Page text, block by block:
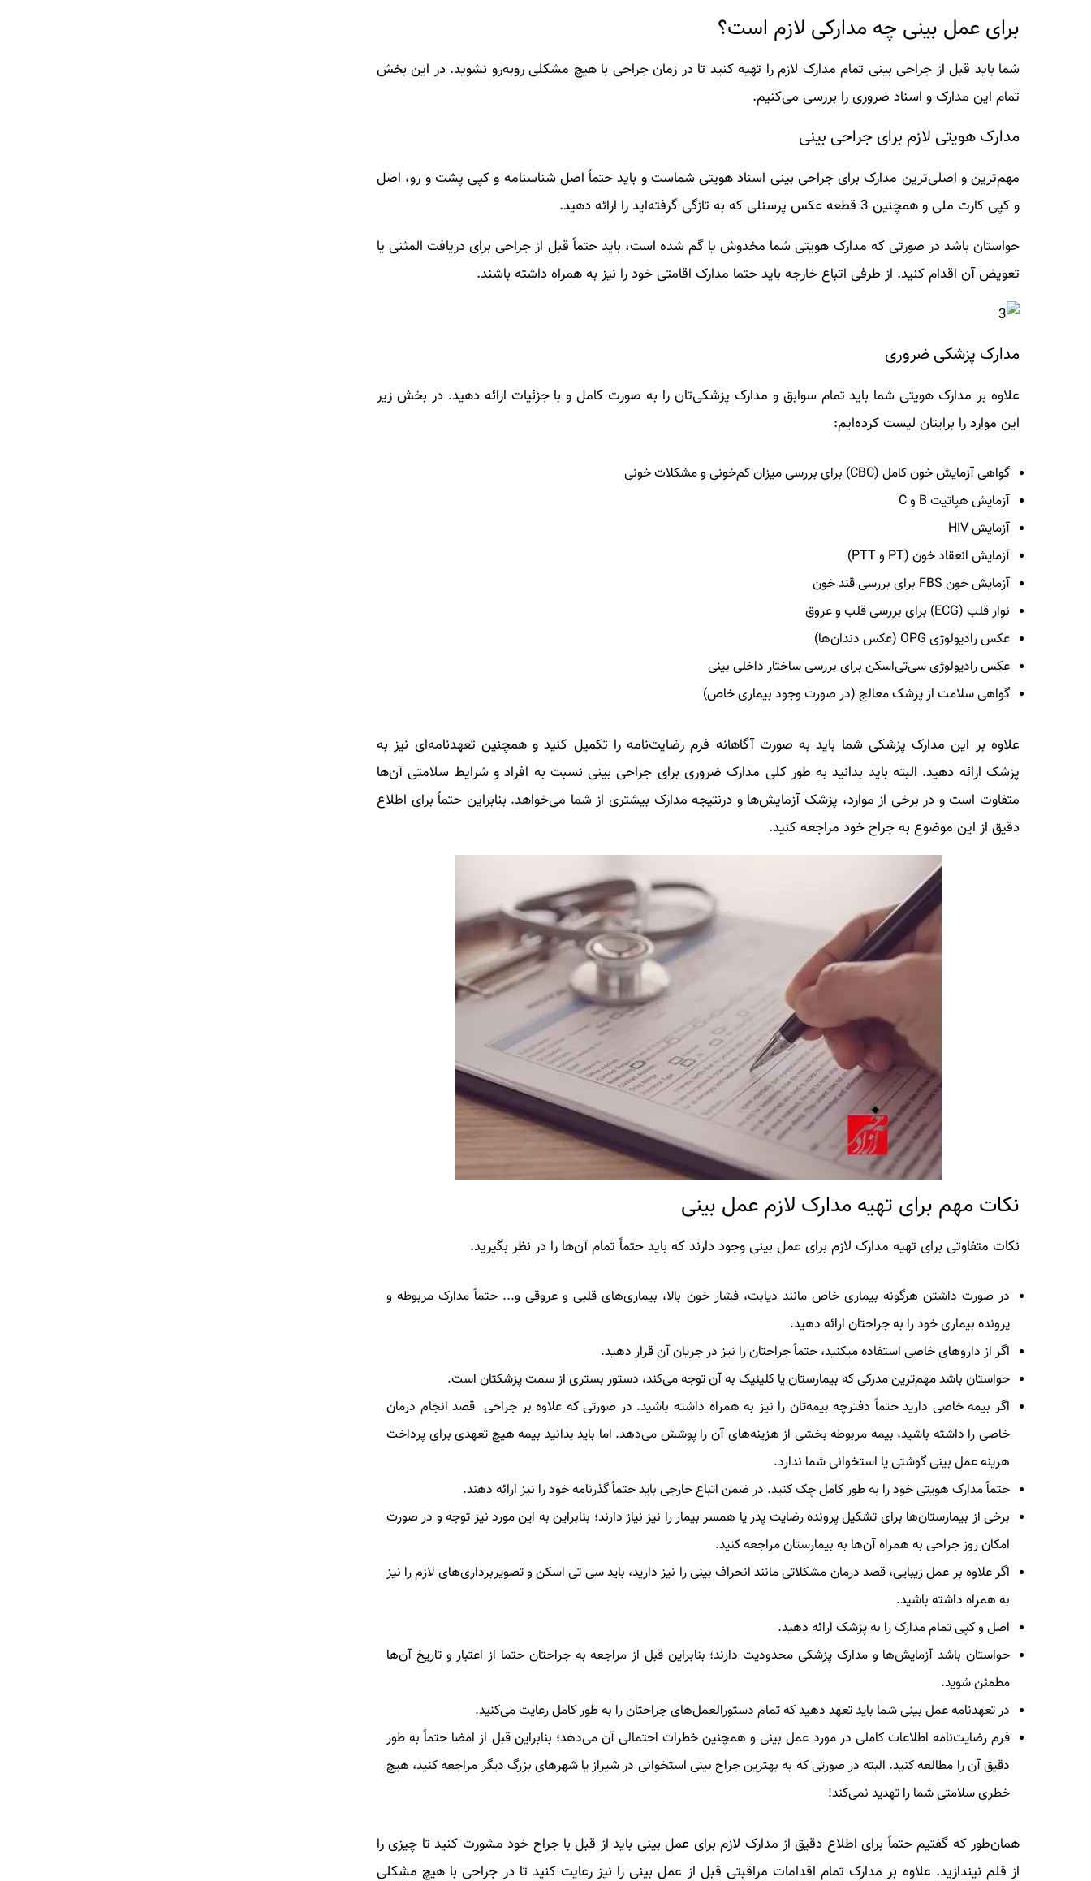
برای عمل بینی چه مدارکی لازم است؟
شما باید قبل از جراحی بینی تمام مدارک لازم را تهیه کنید تا در زمان جراحی با هیچ مشکلی روبه‌رو نشوید. در این بخش
تمام این مدارک و اسناد ضروری را بررسی می‌کنیم.
مدارک هویتی لازم برای جراحی بینی
مهم‌ترین و اصلی‌ترین مدارک برای جراحی بینی اسناد هویتی شماست و باید حتماً اصل شناسنامه و کپی پشت و رو، اصل
و کپی کارت ملی و همچنین 3 قطعه عکس پرسنلی که به تازگی گرفته‌اید را ارائه دهید.
حواستان باشد در صورتی که مدارک هویتی شما مخدوش یا گم شده است، باید حتماً قبل از جراحی برای دریافت المثنی یا
تعویض آن اقدام کنید. از طرفی اتباع خارجه باید حتما مدارک اقامتی خود را نیز به همراه داشته باشند.
مدارک پزشکی ضروری
علاوه بر مدارک هویتی شما باید تمام سوابق و مدارک پزشکی‌تان را به صورت کامل و با جزئیات ارائه دهید. در بخش زیر
این موارد را برایتان لیست کرده‌ایم:
گواهی آزمایش خون کامل (CBC) برای بررسی میزان کم‌خونی و مشکلات خونی
آزمایش هپاتیت B و C
آزمایش HIV
آزمایش انعقاد خون (PT و PTT)
آزمایش خون FBS برای بررسی قند خون
نوار قلب (ECG) برای بررسی قلب و عروق
عکس رادیولوژی OPG (عکس دندان‌ها)
عکس رادیولوژی سی‌تی‌اسکن برای بررسی ساختار داخلی بینی
گواهی سلامت از پزشک معالج (در صورت وجود بیماری خاص)
علاوه بر این مدارک پزشکی شما باید به صورت آگاهانه فرم رضایت‌نامه را تکمیل کنید و همچنین تعهدنامه‌ای نیز به
پزشک ارائه دهید. البته باید بدانید به طور کلی مدارک ضروری برای جراحی بینی نسبت به افراد و شرایط سلامتی آن‌ها
متفاوت است و در برخی از موارد، پزشک آزمایش‌ها و درنتیجه مدارک بیشتری از شما می‌خواهد. بنابراین حتماً برای اطلاع
دقیق از این موضوع به جراح خود مراجعه کنید.
نکات مهم برای تهیه مدارک لازم عمل بینی
نکات متفاوتی برای تهیه مدارک لازم برای عمل بینی وجود دارند که باید حتماً تمام آن‌ها را در نظر بگیرید.
در صورت داشتن هرگونه بیماری خاص مانند دیابت، فشار خون بالا، بیماری‌های قلبی و عروقی و... حتماً مدارک مربوطه و
پرونده بیماری خود را به جراحتان ارائه دهید.
اگر از داروهای خاصی استفاده می‎کنید، حتماً جراحتان را نیز در جریان آن قرار دهید.
حواستان باشد مهم‌ترین مدرکی که بیمارستان یا کلینیک به آن توجه می‌کند، دستور بستری از سمت پزشکتان است.
اگر بیمه خاصی دارید حتماً دفترچه بیمه‌تان را نیز به همراه داشته باشید. در صورتی که علاوه بر جراحی قصد انجام درمان
خاصی را داشته باشید، بیمه مربوطه بخشی از هزینه‌های آن را پوشش می‌دهد. اما باید بدانید بیمه هیچ تعهدی برای پرداخت
هزینه عمل بینی گوشتییا استخوانی شما ندارد.
حتماً مدارک هویتی خود را به طور کامل چک کنید. در ضمن اتباع خارجی باید حتماً گذرنامه خود را نیز ارائه دهند.
برخی از بیمارستان‌ها برای تشکیل پرونده رضایت پدر یا همسر بیمار را نیز نیاز دارند؛ بنابراین به این مورد نیز توجه و در صورت
امکان روز جراحی به همراه آن‌ها به بیمارستان مراجعه کنید.
اگر علاوه بر عمل زیبایی، قصد درمان مشکلاتی مانند انحراف بینی را نیز دارید، باید سی تی اسکن و تصویربرداری‌های لازم را نیز
به همراه داشته باشید.
اصل و کپی تمام مدارک را به پزشک ارائه دهید.
حواستان باشد آزمایش‌ها و مدارک پزشکی محدودیت دارند؛ بنابراین قبل از مراجعه به جراحتان حتما از اعتبار و تاریخ آن‌ها
مطمئن شوید.
در تعهدنامه عمل بینی شما باید تعهد دهید که تمام دستورالعمل‌های جراحتان را به طور کامل رعایت می‌کنید.
فرم رضایت‌نامه اطلاعات کاملی در مورد عمل بینی و همچنین خطرات احتمالی آن می‌دهد؛ بنابراین قبل از امضا حتماً به طور
دقیق آن را مطالعه کنید. البته در صورتی که به بهترین جراح بینی استخوانی در شیرازیا شهرهای بزرگ دیگر مراجعه کنید، هیچ
خطری سلامتی شما را تهدید نمی‌‌کند!
همان‌طور که گفتیم حتماً برای اطلاع دقیق از مدارک لازم برای عمل بینی باید از قبل با جراح خود مشورت کنید تا چیزی را
از قلم نیندازید. علاوه بر مدارک تمام اقدامات مراقبتی قبل از عمل بینی را نیز رعایت کنید تا در جراحی با هیچ مشکلی